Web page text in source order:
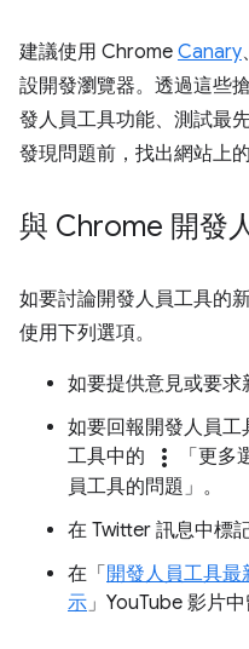
建議使用 Chrome Canary、
設開發瀏覽器。透過這些
發人員工具功能、測試最
發現問題前，找出網站上
與 Chrome 開發
如要討論開發人員工具的
使用下列選項。
如要提供意見或要求
如要回報開發人員
工具中的
more_vert 「更多
員工具的問題」 。
在 Twitter 訊息中標
在「 開發人員工具最
示」YouTube 影片中